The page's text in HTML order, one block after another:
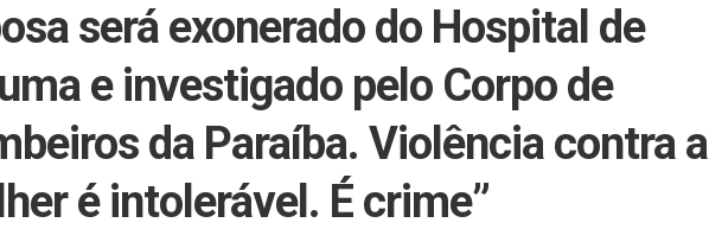
será exonerado do Hospital de
e investigado pelo Corpo de
da Paraíba. Violência contra a
é intolerável. É crime”